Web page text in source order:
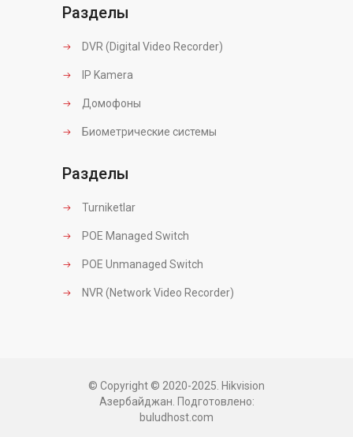
Разделы
DVR (Digital Video Recorder)
IP Kamera
Домофоны
Биометрические системы
Разделы
Turniketlar
POE Managed Switch
POE Unmanaged Switch
NVR (Network Video Recorder)
© Copyright © 2020-2025. Hikvision
Азербайджан. Подготовлено:
buludhost.com